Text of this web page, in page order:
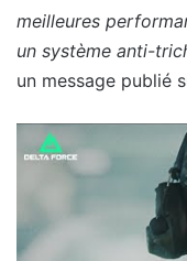
meilleures
un système anti-
un message publié